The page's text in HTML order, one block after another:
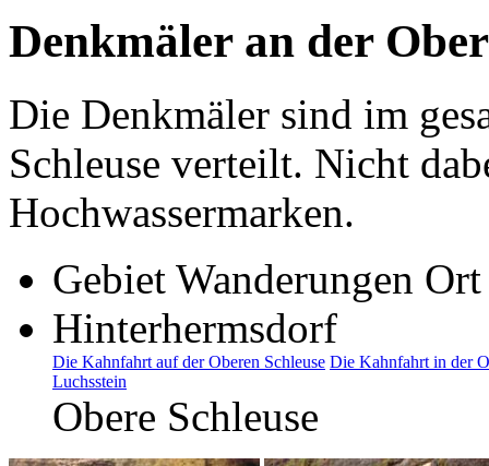
Denkmäler an der
Die Denkmäler sind im
Schleuse verteilt. Nicht
Hochwassermarken.
Gebiet Wanderungen Ort
Hinterhermsdorf
Die Kahnfahrt auf der Oberen Schleuse Die Kahnfahrt in der
Luchsstein
Obere Schleuse